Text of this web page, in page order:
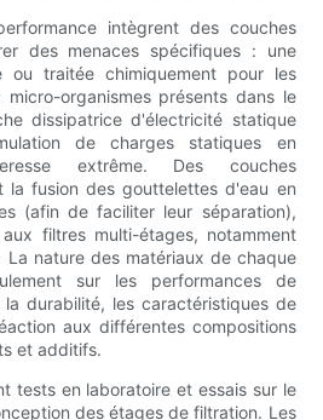
intègrent des couches
des menaces spécifiques : une
ou traitée chimiquement pour les
micro-organismes présents dans le
dissipatrice d'électricité statique
de charges statiques en
extrême. Des couches
la fusion des gouttelettes d'eau en
(afin de faciliter leur séparation),
filtres multi-étages, notamment
nature des matériaux de chaque
sur les performances de
durabilité, les caractéristiques de
aux différentes compositions
et additifs.
tests en laboratoire et essais sur le
des étages de filtration. Les